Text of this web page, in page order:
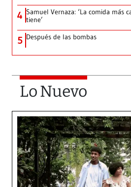
4 Samuel Vernaza: ‘La comida más
tiene’
5 Después de las bombas
Lo Nuevo